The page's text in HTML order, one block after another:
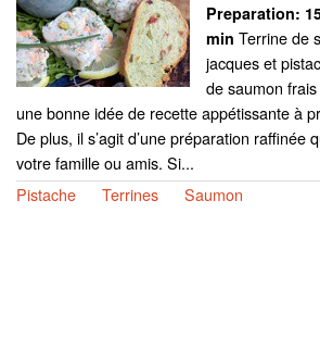
Preparation:
min Terrine de
jacques et
de saumon
une bonne idée de recette appétissante à
De plus, il s’agit d’une préparation raffinée
votre famille ou amis. Si...
Pistache
Terrines Saumon